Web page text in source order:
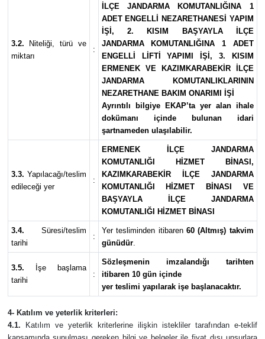
3.2. Niteliği, türü ve
miktarı
:
İLÇE JANDARMA KOMUTANLIĞINA 1
ADET ENGELLİ NEZARETHANESİ YAPIM
İŞİ, 2. KISIM BAŞYAYLA İLÇE
JANDARMA KOMUTANLIĞINA 1 ADET
ENGELLİ LİFTİ YAPIMI İŞİ, 3. KISIM
ERMENEK VE KAZIMKARABEKİR İLÇE
JANDARMA KOMUTANLIKLARININ
NEZARETHANE BAKIM ONARIMI İŞİ
Ayrıntılı bilgiye EKAP’ta yer alan ihale
dokümanı içinde bulunan idari
şartnameden ulaşılabilir.
3.3. Yapılacağı/teslim
edileceği yer
:
ERMENEK İLÇE JANDARMA
KOMUTANLIĞI HİZMET BİNASI,
KAZIMKARABEKİR İLÇE JANDARMA
KOMUTANLIĞI HİZMET BİNASI VE
BAŞYAYLA İLÇE JANDARMA
KOMUTANLIĞI HİZMET BİNASI
3.4. Süresi/teslim
tarihi
:
Yer tesliminden itibaren 60 (Altmış) takvim
günüdür.
3.5. İşe başlama
tarihi
:
Sözleşmenin imzalandığı tarihten
itibaren 10 gün içinde
yer teslimi yapılarak işe başlanacaktır.
4- Katılım ve yeterlik kriterleri:
4.1. Katılım ve yeterlik kriterlerine ilişkin istekliler tarafından e-teklif